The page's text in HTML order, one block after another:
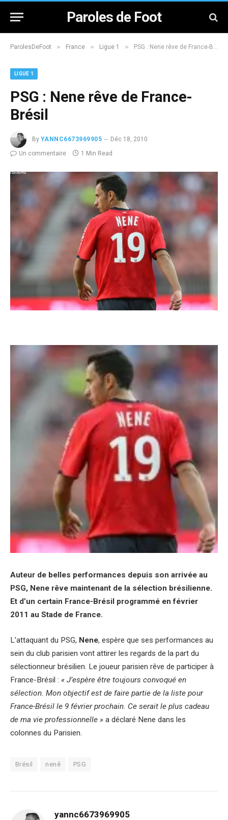
Paroles de Foot
ParolesDeFoot » France » Ligue 1 » PSG : Nene rêve de France-Brésil
LIGUE 1
PSG : Nene rêve de France-
Brésil
By YANNC6673969905
Déc 18, 2010
Un commentaire
1 Min Read
Auteur de belles performances depuis son arrivée au
PSG, Nene rêve maintenant de la sélection brésilienne.
Et d’un certain France-Brésil programmé en février
2011 au Stade de France.
L’attaquant du PSG, Nene, espère que ses performances au
sein du club parisien vont attirer les regards de la part du
sélectionneur brésilien. Le joueur parisien rêve de participer à
France-Brésil : « J’espère être toujours convoqué en
sélection. Mon objectif est de faire partie de la liste pour
France-Brésil le 9 février prochain. Ce serait le plus cadeau
de ma vie professionnelle » a déclaré Nene dans les
colonnes du Parisien.
Brésil nenê PSG
yannc6673969905